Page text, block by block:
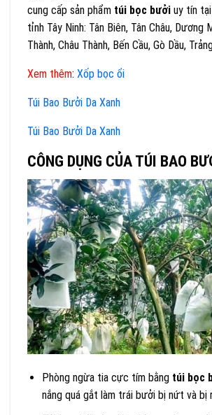
cung cấp sản phẩm túi bọc bưởi uy tín
tỉnh Tây Ninh: Tân Biên, Tân Châu, Dương
Thành, Châu Thành, Bến Cầu, Gò Dầu,
Xem thêm: Xốp bọc ổi
Túi Bao Bưởi Da Xanh
Túi Bao Bưởi Da Xanh
CÔNG DỤNG CỦA TÚI BAO
Phòng ngừa tia cực tím bằng túi bọc
nắng quá gắt làm trái bưởi bị nứt và bị